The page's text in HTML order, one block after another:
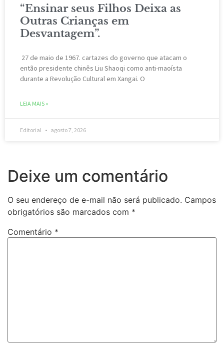
“Ensinar seus Filhos Deixa as
Outras Crianças em
Desvantagem”.
27 de maio de 1967. cartazes do governo que atacam o
então presidente chinês Liu Shaoqi como anti-maoísta
durante a Revolução Cultural em Xangai. O
LEIA MAIS »
Editorial agosto 7, 2026
Deixe um comentário
O seu endereço de e-mail não será publicado. Campos
obrigatórios são marcados com *
Comentário *